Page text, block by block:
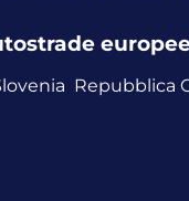
Repubblica